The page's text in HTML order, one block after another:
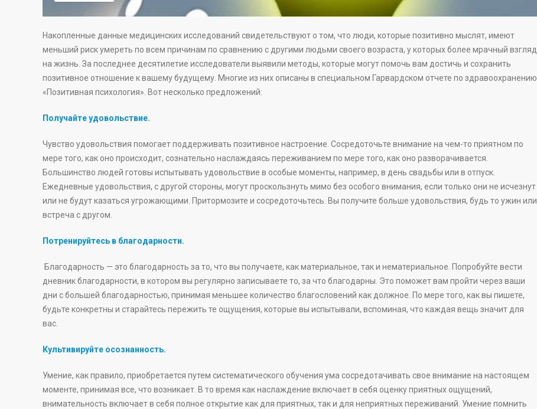
Накопленные данные медицинских исследований свидетельствуют о том, что люди, которые позитивно мыслят, имеют
меньший риск умереть по всем причинам по сравнению с другими людьми своего возраста, у которых более мрачный взгляд
на жизнь. За последнее десятилетие исследователи выявили методы, которые могут помочь вам достичь и сохранить
позитивное отношение к вашему будущему. Многие из них описаны в специальном Гарвардском отчете по здравоохранению
«Позитивная психология». Вот несколько предложений:
Получайте удовольствие.
Чувство удовольствия помогает поддерживать позитивное настроение. Сосредоточьте внимание на чем-то приятном по
мере того, как оно происходит, сознательно наслаждаясь переживанием по мере того, как оно разворачивается.
Большинство людей готовы испытывать удовольствие в особые моменты, например, в день свадьбы или в отпуск.
Ежедневные удовольствия, с другой стороны, могут проскользнуть мимо без особого внимания, если только они не исчезнут
или не будут казаться угрожающими. Притормозите и сосредоточьтесь. Вы получите больше удовольствия, будь то ужин или
встреча с другом.
Потренируйтесь в благодарности.
Благодарность — это благодарность за то, что вы получаете, как материальное, так и нематериальное. Попробуйте вести
дневник благодарности, в котором вы регулярно записываете то, за что благодарны. Это поможет вам пройти через ваши
дни с большей благодарностью, принимая меньшее количество благословений как должное. По мере того, как вы пишете,
будьте конкретны и старайтесь пережить те ощущения, которые вы испытывали, вспоминая, что каждая вещь значит для
вас.
Культивируйте осознанность.
Умение, как правило, приобретается путем систематического обучения ума сосредотачивать свое внимание на настоящем
моменте, принимая все, что возникает. В то время как наслаждение включает в себя оценку приятных ощущений,
внимательность включает в себя полное открытие как для приятных, так и для неприятных переживаний. Умение помнить